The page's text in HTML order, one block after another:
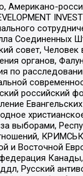
Американо-
Соединенных
совет, Человек
органов,
по
российский
выборами,
и Восточной
федерация
Русский